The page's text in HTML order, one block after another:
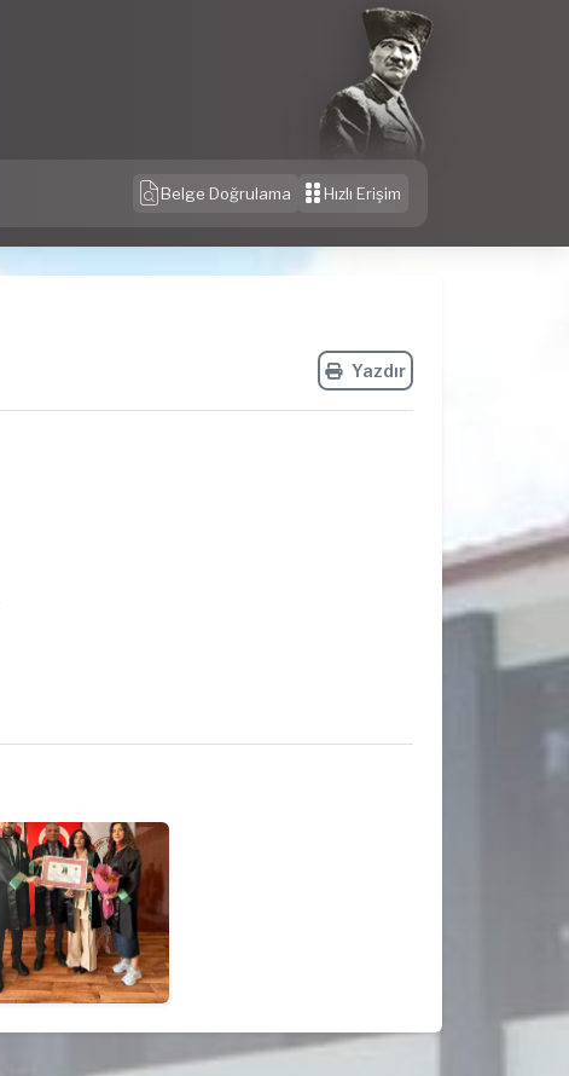
Belge Doğrulama Hızlı Erişim
Yazdır